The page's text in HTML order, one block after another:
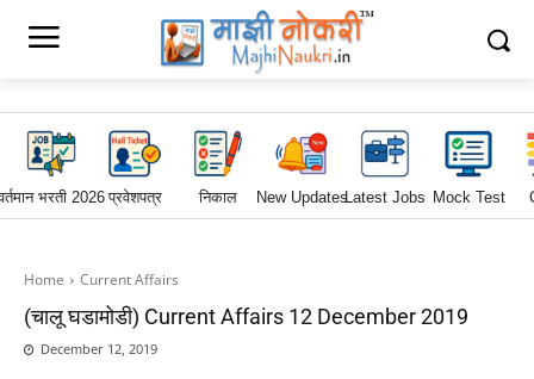
भरती 2026प्रवेशपत्र निकाल New UpdatesLatest Jobs Mock Test
Home Current Affairs
(चालू घडामोडी) Current Affairs 12 December 2019
December 12, 2019